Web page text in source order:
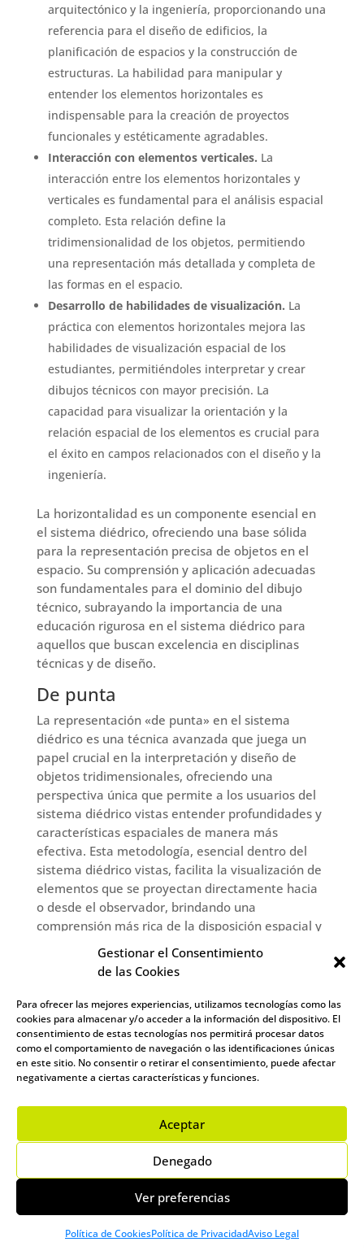
Gestionar el Consentimiento
de las Cookies
Para ofrecer las mejores experiencias, utilizamos tecnologías como las
cookies para almacenar y/o acceder a la información del dispositivo. El
consentimiento de estas tecnologías nos permitirá procesar datos
como el comportamiento de navegación o las identificaciones únicas
en este sitio. No consentir o retirar el consentimiento, puede afectar
negativamente a ciertas características y funciones.
Aceptar
Denegado
Ver preferencias
Política de CookiesPolítica de PrivacidadAviso Legal
arquitectónico y la ingeniería, proporcionando una
referencia para el diseño de edificios, la
planificación de espacios y la construcción de
estructuras. La habilidad para manipular y
entender los elementos horizontales es
indispensable para la creación de proyectos
funcionales y estéticamente agradables.
Interacción con elementos verticales. La
interacción entre los elementos horizontales y
verticales es fundamental para el análisis espacial
completo. Esta relación define la
tridimensionalidad de los objetos, permitiendo
una representación más detallada y completa de
las formas en el espacio.
Desarrollo de habilidades de visualización. La
práctica con elementos horizontales mejora las
habilidades de visualización espacial de los
estudiantes, permitiéndoles interpretar y crear
dibujos técnicos con mayor precisión. La
capacidad para visualizar la orientación y la
relación espacial de los elementos es crucial para
el éxito en campos relacionados con el diseño y la
ingeniería.
La horizontalidad es un componente esencial en
el sistema diédrico, ofreciendo una base sólida
para la representación precisa de objetos en el
espacio. Su comprensión y aplicación adecuadas
son fundamentales para el dominio del dibujo
técnico, subrayando la importancia de una
educación rigurosa en el sistema diédrico para
aquellos que buscan excelencia en disciplinas
técnicas y de diseño.
De punta
La representación «de punta» en el sistema
diédrico es una técnica avanzada que juega un
papel crucial en la interpretación y diseño de
objetos tridimensionales, ofreciendo una
perspectiva única que permite a los usuarios del
sistema diédrico vistas entender profundidades y
características espaciales de manera más
efectiva. Esta metodología, esencial dentro del
sistema diédrico vistas, facilita la visualización de
elementos que se proyectan directamente hacia
o desde el observador, brindando una
comprensión más rica de la disposición espacial y
la estructura de los objetos representados:
Importancia de punta.La capacidad para
representar y comprender figuras «de punta» es
fundamental para estudiantes y profesionales en
campos como la arquitectura, la ingeniería y el
diseño. Esta perspectiva permite una apreciación
detallada de las formas y volúmenes, que son
cruciales para el diseño preciso y la planificación
Aplicación en diseño y análisis.La representación
«de punta» se utiliza ampliamente para analizar
de componentes. Esta técnica permite a los
diseñadores identificar y resolver problemas de